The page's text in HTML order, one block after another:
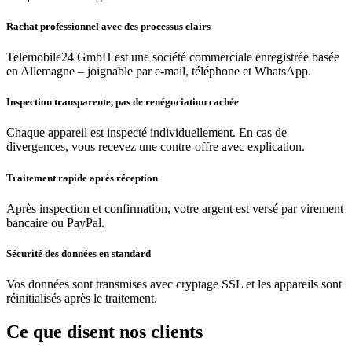
Rachat professionnel avec des processus clairs
Telemobile24 GmbH est une société commerciale enregistrée basée
en Allemagne – joignable par e-mail, téléphone et WhatsApp.
Inspection transparente, pas de renégociation cachée
Chaque appareil est inspecté individuellement. En cas de
divergences, vous recevez une contre-offre avec explication.
Traitement rapide après réception
Après inspection et confirmation, votre argent est versé par virement
bancaire ou PayPal.
Sécurité des données en standard
Vos données sont transmises avec cryptage SSL et les appareils sont
réinitialisés après le traitement.
Ce que disent nos clients